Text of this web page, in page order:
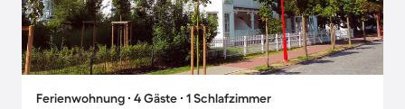
Ferienwohnung ∙ 4 Gäste ∙ 1 Schlafzimmer